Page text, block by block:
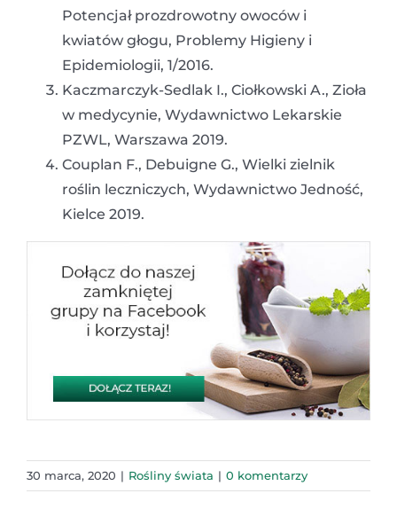
Potencjał prozdrowotny owoców i
kwiatów głogu, Problemy Higieny i
Epidemiologii, 1/2016.
Kaczmarczyk-Sedlak I., Ciołkowski A., Zioła
w medycynie, Wydawnictwo Lekarskie
PZWL, Warszawa 2019.
Couplan F., Debuigne G., Wielki zielnik
roślin leczniczych, Wydawnictwo Jedność,
Kielce 2019.
30 marca, 2020 | Rośliny świata | 0 komentarzy